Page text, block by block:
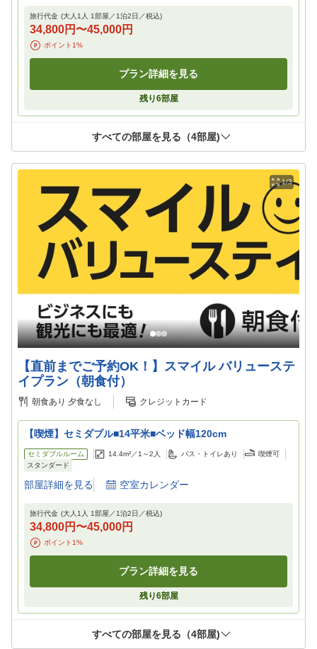
旅行代金 (大人1人 1部屋／1泊2日／税込)
34,800円 〜45,000円
ポイント 1%
プラン詳細を見る
残り6部屋
すべての部屋を見る（4部屋)
1/3
【直前までご予約OK！】スマイル バリューステ
イプラン（朝食付）
朝食あり 夕食なし クレジットカード
【喫煙】セミダブル■14平米■ベッド幅120cm
セミダブルルーム 14.4m²／1～2 人 バス・トイレあり
喫煙可
スタンダード
部屋詳細を見る 空室カレンダー
旅行代金 (大人1人 1部屋／1泊2日／税込)
34,800円 〜45,000円
ポイント1%
プラン詳細を見る
残り6部屋
すべての部屋を見る（4部屋)